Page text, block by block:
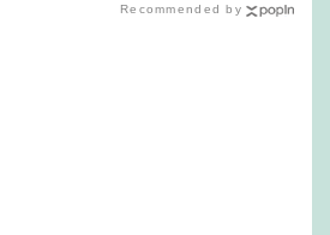
Recommended by